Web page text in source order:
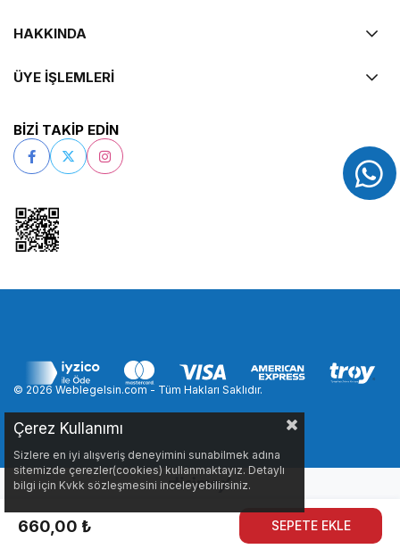
HAKKINDA
ÜYE İŞLEMLERİ
BİZİ TAKİP EDİN
© 2026 Weblegelsin.com - Tüm Hakları Saklıdır.
Çerez Kullanımı
Sizlere en iyi alışveriş deneyimini sunabilmek adına
sitemizde çerezler(cookies) kullanmaktayız. Detaylı
bilgi için Kvkk sözleşmesini inceleyebilirsiniz.
660,00 ₺